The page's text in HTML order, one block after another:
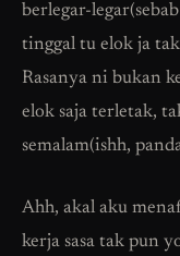
berlegar-
tinggal tu elok ja tak
Rasanya ni bukan
elok saja terletak,
semalam(ishh,
Ahh, akal aku
kerja sasa tak pun